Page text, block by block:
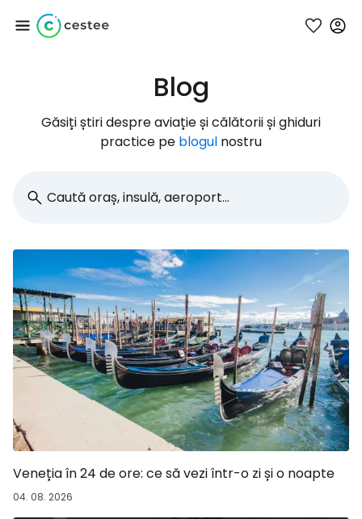
Blog
Găsiți știri despre aviație și călătorii și ghiduri
practice pe blogul nostru
Veneția în 24 de ore: ce să vezi într-o zi și o noapte
04. 08. 2026
Conectați-vă la
Cestee
Continuați cu Facebook
Continuați cu e-mailul